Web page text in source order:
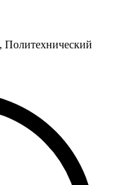
Политехнический